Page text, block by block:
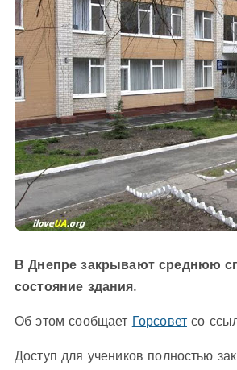
В Днепре закрывают среднюю
состояние здания.
Об этом сообщает Горсовет со
Доступ для учеников полностью